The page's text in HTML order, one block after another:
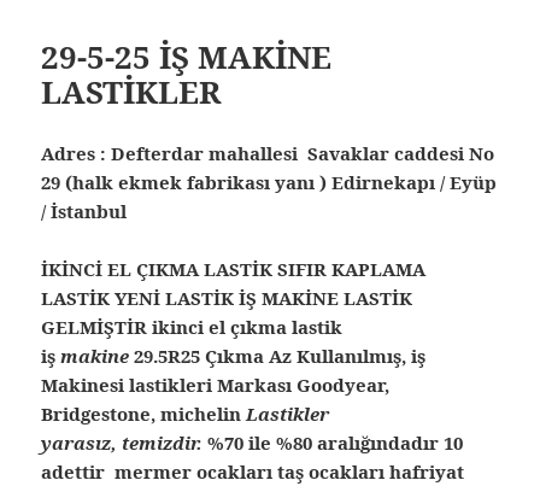
29-5-25 İŞ MAKİNE
LASTİKLER
Adres : Defterdar mahallesi Savaklar caddesi No
29 (halk ekmek fabrikası yanı ) Edirnekapı / Eyüp
/ İstanbul
İKİNCİ EL ÇIKMA LASTİK SIFIR KAPLAMA
LASTİK YENİ LASTİK İŞ MAKİNE LASTİK
GELMİŞTİR ikinci el çıkma lastik
işmakine 29.5R25 Çıkma Az Kullanılmış, iş
Makinesi lastikleri Markası Goodyear,
Bridgestone, michelinLastikler
yarasız, temizdir. %70 ile %80 aralığındadır 10
adettir mermer ocakları taş ocakları hafriyat